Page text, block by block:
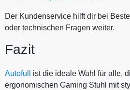
Der Kundenservice hilft dir bei
oder technischen Fragen weiter.
Fazit
Autofull
ist die ideale Wahl für alle,
ergonomischen Gaming Stuhl mit